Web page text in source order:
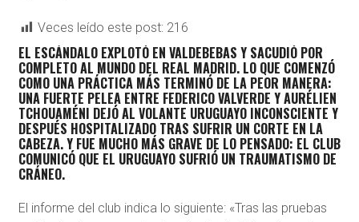
Veces leído este post: 216
EL ESCÁNDALO EXPLOTÓ EN VALDEBEBAS Y SACUDIÓ POR
COMPLETO AL MUNDO DEL REAL MADRID. LO QUE COMENZÓ
COMO UNA PRÁCTICA MÁS TERMINÓ DE LA PEOR MANERA:
UNA FUERTE PELEA ENTRE FEDERICO VALVERDE Y AURÉLIEN
TCHOUAMÉNI DEJÓ AL VOLANTE URUGUAYO INCONSCIENTE Y
DESPUÉS HOSPITALIZADO TRAS SUFRIR UN CORTE EN LA
CABEZA.Y FUE MUCHO MÁS GRAVE DE LO PENSADO: EL CLUB
COMUNICÓ QUE EL URUGUAYO SUFRIÓ UN TRAUMATISMO DE
CRÁNEO.
El informe del club indica lo siguiente: «Tras las pruebas